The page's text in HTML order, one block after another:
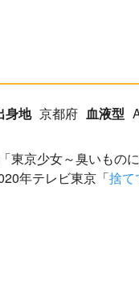
身地 京都府 血液型
東京少女～臭いもの
年テレビ東京「捨て